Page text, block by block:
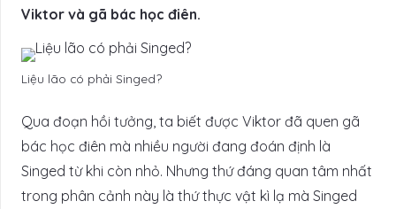
Viktor và gã bác học điên.
Liệu lão có phải Singed?
Qua đoạn hồi tưởng, ta biết được Viktor đã quen gã
bác học điên mà nhiều người đang đoán định là
Singed từ khi còn nhỏ. Nhưng thứ đáng quan tâm nhất
trong phân cảnh này là thứ thực vật kì lạ mà Singed